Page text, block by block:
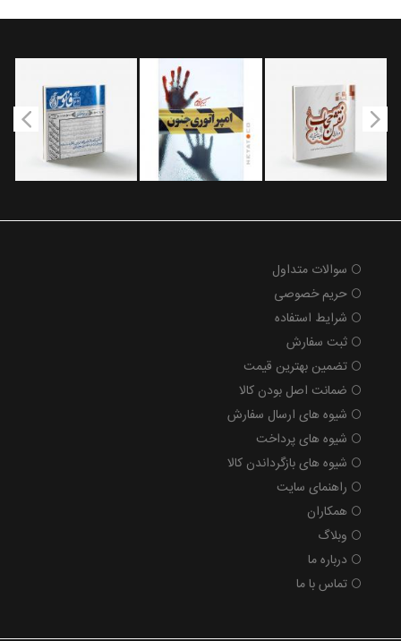
سوالات متداول
حریم خصوصی
شرایط استفاده
ثبت سفارش
تضمین بهترین قیمت
ضمانت اصل بودن کالا
شیوه های ارسال سفارش
شیوه های پرداخت
شیوه های بازگرداندن کالا
راهنمای سایت
همکاران
وبلاگ
درباره ما
تماس با ما